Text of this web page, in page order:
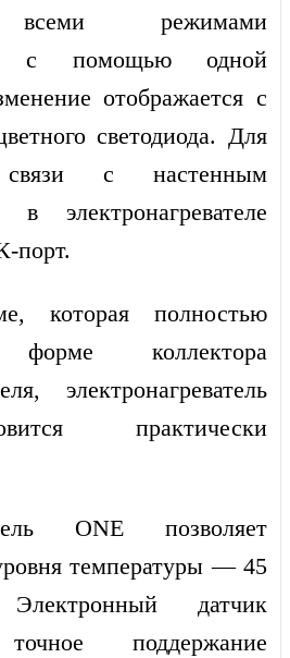
всеми режимами
с помощью одной
отображается с
светодиода. Для
связи с настенным
в электронагревателе
порт.
которая полностью
форме коллектора
электронагреватель
практически
ONE позволяет
температуры — 45
датчик
точное поддержание